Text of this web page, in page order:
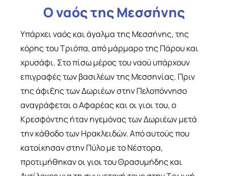
Ο ναός της Μεσσήνης
Υπάρχει ναός και άγαλμα της Μεσσήνης, της
κόρης του Τριόπα, από μάρμαρο της Πάρου και
χρυσάφι. Στο πίσω μέρος του ναού υπάρχουν
επιγραφές των βασιλέων της Μεσσηνίας. Πριν
της άφιξης των Δωριέων στην Πελοπόννησο
αναγράφεται ο Αφαρέας και οι γιοι του, ο
Κρεσφόντης ήταν ηγεμόνας των Δωριέων μετά
την κάθοδο των Ηρακλειδών. Από αυτούς που
κατοίκησαν στην Πύλο με το Νέστορα,
προτιμήθηκαν οι γιοι του Θρασυμήδης και